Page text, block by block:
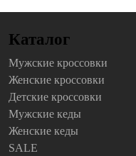
Каталог
Мужские кроссовки
Женские кроссовки
Детские кроссовки
Мужские кеды
Женские кеды
SALE